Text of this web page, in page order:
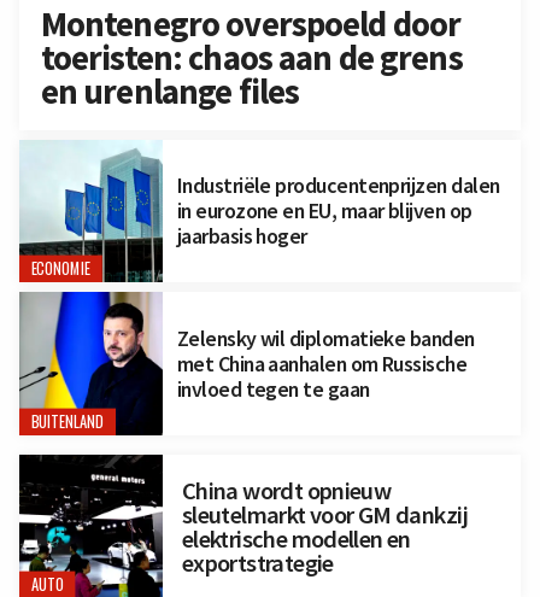
Montenegro overspoeld door
toeristen: chaos aan de grens
en urenlange files
ECONOMIE
Industriële producentenprijzen dalen
in eurozone en EU, maar blijven op
jaarbasis hoger
BUITENLAND
Zelensky wil diplomatieke banden
met China aanhalen om Russische
invloed tegen te gaan
AUTO
China wordt opnieuw
sleutelmarkt voor GM dankzij
elektrische modellen en
exportstrategie